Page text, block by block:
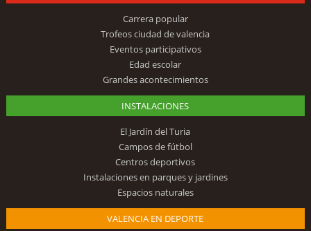
Carrera popular
Trofeos ciudad de valencia
Eventos participativos
Edad escolar
Grandes acontecimientos
INSTALACIONES
El Jardín del Turia
Campos de fútbol
Centros deportivos
Instalaciones en parques y jardines
Espacios naturales
VALENCIA EN DEPORTE